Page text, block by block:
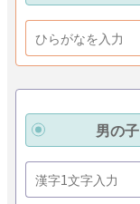
男の子